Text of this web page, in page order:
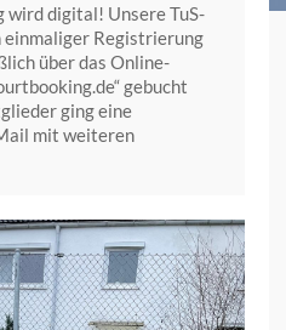
wird digital! Unsere TuS-
einmaliger Registrierung
über das Online-
gebucht
ging eine
mit weiteren